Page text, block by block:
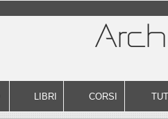
LIBRI CORSI